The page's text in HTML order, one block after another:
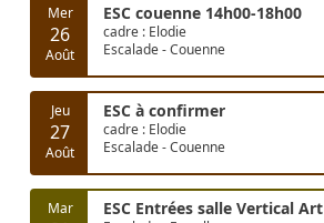
Mer
26
Août
ESC couenne 14h00-18h00
cadre : Elodie
Escalade - Couenne
Jeu
27
Août
ESC à confirmer
cadre : Elodie
Escalade - Couenne
Mar ESC Entrées salle Vertical Art